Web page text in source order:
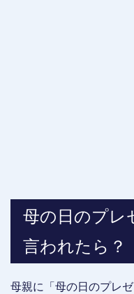
母の日のプレ
言われたら？
母親に「母の日のプレ